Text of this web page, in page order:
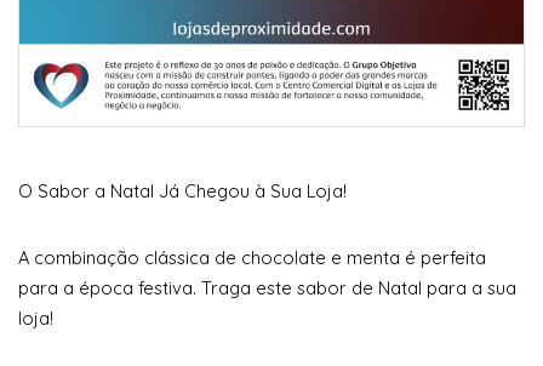
O Sabor a Natal Já Chegou à Sua Loja!
A combinação clássica de chocolate e menta é perfeita
para a época festiva. Traga este sabor de Natal para a sua
loja!